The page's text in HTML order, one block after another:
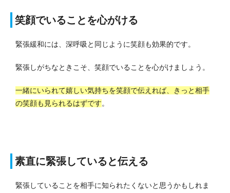
笑顔でいることを心がける
緊張緩和には、深呼吸と同じように笑顔も効果的です。
緊張しがちなときこそ、笑顔でいることを心がけましょう。
一緒にいられて嬉しい気持ちを笑顔で伝えれば、きっと相手
の笑顔も見られるはずです。
素直に緊張していると伝える
緊張していることを相手に知られたくないと思うかもしれま